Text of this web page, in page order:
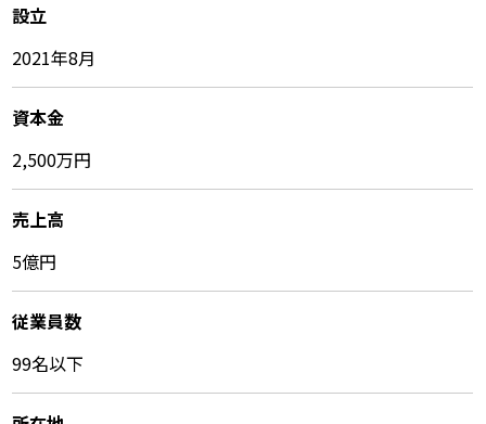
設立
2021年8月
資本金
2,500万円
売上高
5億円
従業員数
99名以下